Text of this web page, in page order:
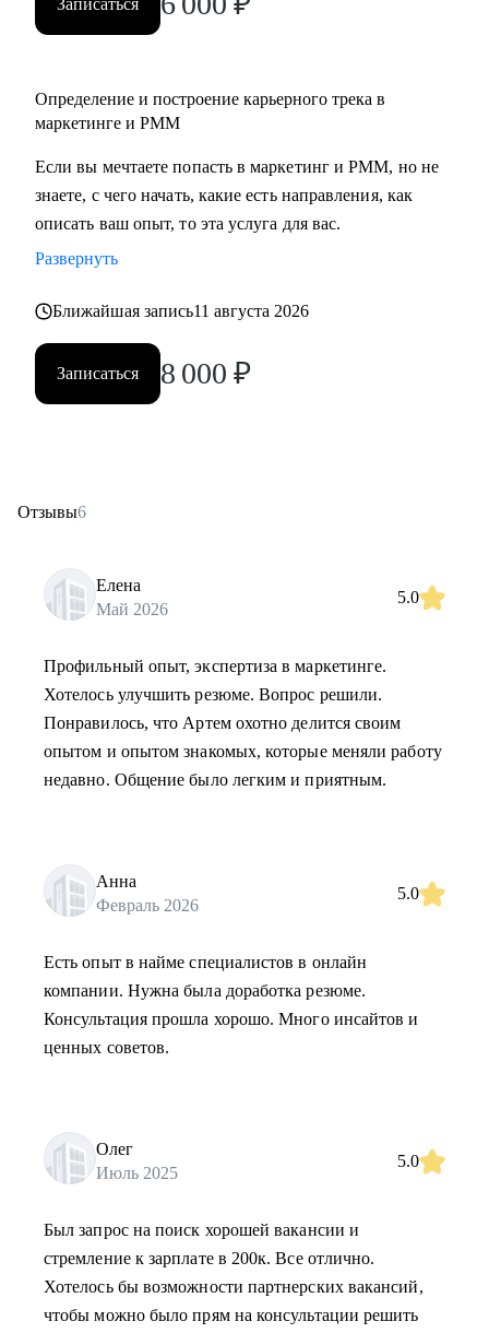
• Middle/senior специалистам в маркетинге и PMM для
• Всем, кто точно понимает, что хочет попасть в Digital-
маркетинг и PMM, но не знает, какие бывают направления,
с чего можно начать, в какую сторону двигаться.
Записаться
Определение и построение карьерного трека в
маркетинге и PMM
Если вы мечтаете попасть в маркетинг и PMM, но не
знаете, с чего начать, какие есть направления, как
описать ваш опыт, то эта услуга для вас.
Развернуть
Ближайшая запись11 августа 2026
Записаться 8 000 ₽
Отзывы6
Елена
Май 2026
5.0
Профильный опыт, экспертиза в маркетинге.
Хотелось улучшить резюме. Вопрос решили.
Понравилось, что Артем охотно делится своим
опытом и опытом знакомых, которые меняли работу
недавно. Общение было легким и приятным.
Анна
Февраль 2026
5.0
Есть опыт в найме специалистов в онлайн
компании. Нужна была доработка резюме.
Консультация прошла хорошо. Много инсайтов и
ценных советов.
Олег
Июль 2025
5.0
Был запрос на поиск хорошей вакансии и
стремление к зарплате в 200к. Все отлично.
Хотелось бы возможности партнерских вакансий,
чтобы можно было прям на консультации решить